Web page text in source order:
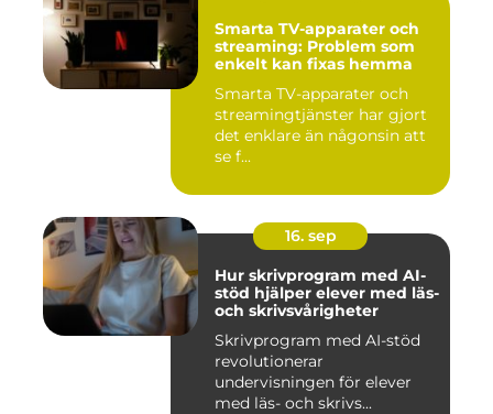
Smarta TV-apparater och
streaming: Problem som
enkelt kan fixas hemma
Smarta TV-apparater och
streamingtjänster har gjort
det enklare än någonsin att
se f...
16. sep
Hur skrivprogram med AI-
stöd hjälper elever med läs-
och skrivsvårigheter
Skrivprogram med AI-stöd
revolutionerar
undervisningen för elever
med läs- och skrivs...